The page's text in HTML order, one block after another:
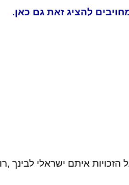
להציג זאת גם כאן.
איתם ישראלי לבינך